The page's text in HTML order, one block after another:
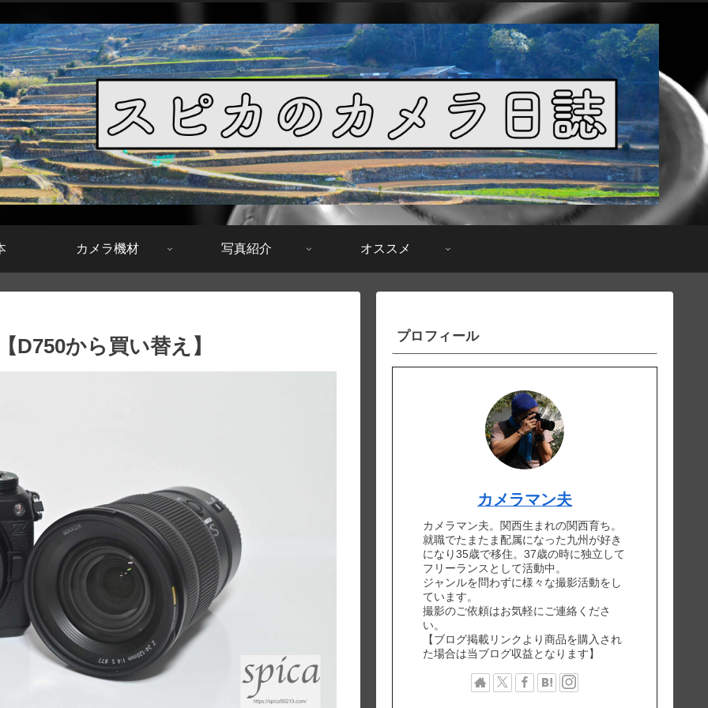
カメラ機材 写真紹介 オススメ
から買い替え】 プロフィール
カメラマン夫
カメラマン夫。関西生まれの関西育ち。
就職でたまたま配属になった九州が好き
になり35歳で移住。37歳の時に独立して
フリーランスとして活動中。
ジャンルを問わずに様々な撮影活動をし
ています。
撮影のご依頼はお気軽にご連絡くださ
い。
【ブログ掲載リンクより商品を購入され
た場合は当ブログ収益となります】